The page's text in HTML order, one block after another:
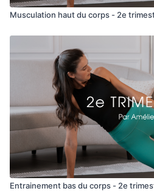
Musculation haut du corps - 2e
Entrainement bas du corps - 2e